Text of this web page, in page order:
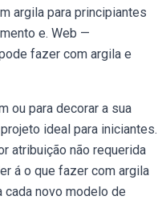
argila para principiantes
e. Web —
fazer com argila e
ou para decorar a sua
ideal para iniciantes.
atribuição não requerida
á o que fazer com argila
novo modelo de